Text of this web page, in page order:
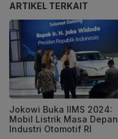
ARTIKEL TERKAIT
Jokowi Buka IIMS 2024:
Mobil Listrik Masa Depan
Industri Otomotif RI